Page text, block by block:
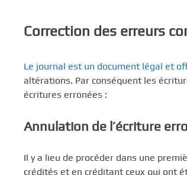
Correction des erreurs
Le journal est un document légal et
altérations. Par conséquent les
écritures erronées :
Annulation de l’écriture
Il y a lieu de procéder dans une
crédités et en créditant ceux qui ont